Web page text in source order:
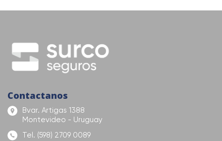
Contactanos
Bvar. Artigas 1388
Montevideo - Uruguay
Tel. (598) 2709 0089